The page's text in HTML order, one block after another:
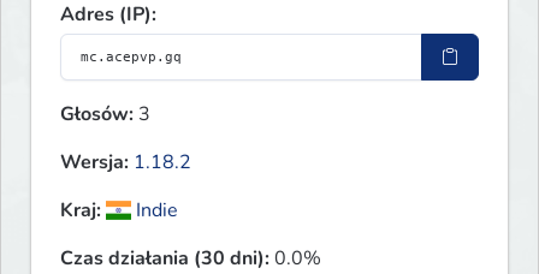
Adres (IP):
Głosów: 3
Wersja: 1.18.2
Kraj:
Indie
Czas działania (30 dni):0.0%